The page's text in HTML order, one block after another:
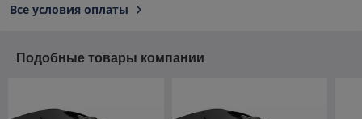
Все условия оплаты
Подобные товары компании